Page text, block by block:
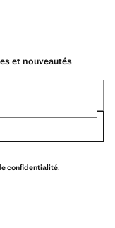
et nouveautés
confidentialité.